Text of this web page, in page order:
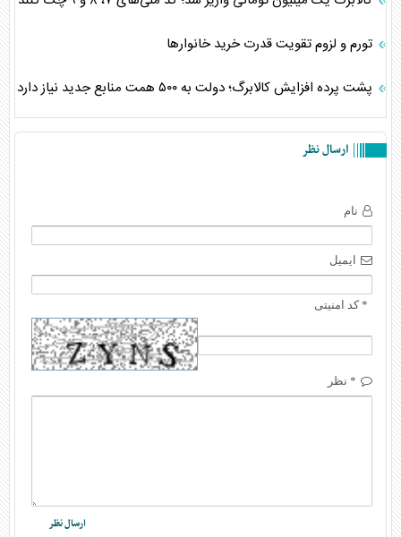
تورم و لزوم تقویت قدرت خرید خانوارها
پشت پرده افزایش کالابرگ؛ دولت به ۵۰۰ همت منابع جدید نیاز دارد
ارسال نظر
نام
ایمیل
* کد امنیتی
* نظر